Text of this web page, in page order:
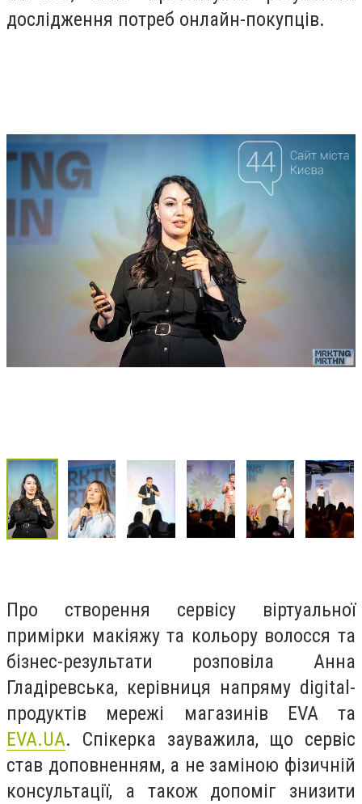
дослідження потреб онлайн-покупців.
Про створення сервісу віртуальної
примірки макіяжу та кольору волосся та
бізнес-результати розповіла Анна
Гладіревська, керівниця напряму digital-
продуктів мережі магазинів EVA та
EVA.UA. Спікерка зауважила, що сервіс
став доповненням, а не заміною фізичній
консультації, а також допоміг знизити